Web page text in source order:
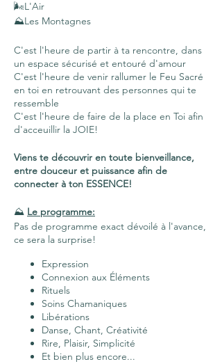
🌬L'Air
⛰Les Montagnes
C'est l'heure de partir à ta rencontre, dans
un espace sécurisé et entouré d'amour
C'est l'heure de venir rallumer le Feu Sacré
en toi en retrouvant des personnes qui te
ressemble
C'est l'heure de faire de la place en Toi afin
d'acceuillir la JOIE!
Viens te découvrir en toute bienveillance,
entre douceur et puissance afin de
connecter à ton ESSENCE!
⛰ Le programme:
Pas de programme exact dévoilé à l'avance,
ce sera la surprise!
Expression
Connexion aux Éléments
Rituels
Soins Chamaniques
Libérations
Danse, Chant, Créativité
Rire, Plaisir, Simplicité
Et bien plus encore...